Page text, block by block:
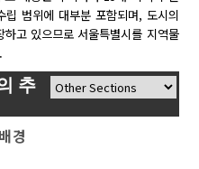
범위에 대부분 포함되며, 도시의
고 있으므로 서울특별시를 지역물
추
경